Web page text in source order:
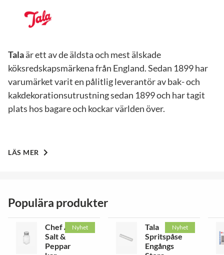
Talaär ett av de äldsta och mest älskade
köksredskapsmärkena från England. Sedan 1899 har
varumärket varit en pålitlig leverantör av bak- och
kakdekorationsutrustning sedan 1899 och har tagit
plats hos bagare och kockar världen över.
LÄS MER
Populära produkter
Nyhet
Chef Aid
Salt &
Peppar
Nyhet
Tala
Spritspåse
Engångs